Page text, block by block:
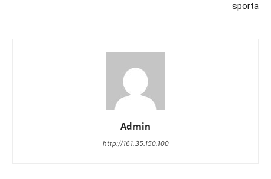
sporta
Admin
http://161.35.150.100